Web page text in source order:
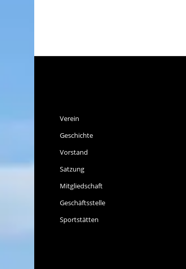
Verein
Geschichte
Vorstand
Satzung
Mitgliedschaft
Geschäftsstelle
Sportstätten